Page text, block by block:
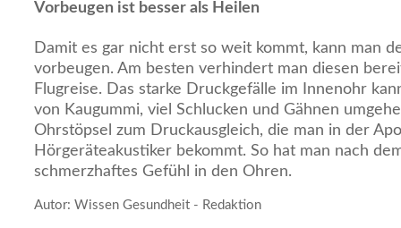
Vorbeugen ist besser als Heilen
Damit es gar nicht erst so weit kommt, kann man
vorbeugen. Am besten verhindert man diesen
Flugreise. Das starke Druckgefälle im Innenohr
von Kaugummi, viel Schlucken und Gähnen
Ohrstöpsel zum Druckausgleich, die man in der
Hörgeräteakustiker bekommt. So hat man nach
schmerzhaftes Gefühl in den Ohren.
Autor: Wissen Gesundheit - Redaktion